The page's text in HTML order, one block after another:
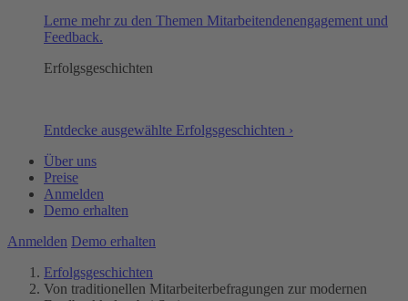
Lerne mehr zu den Themen Mitarbeitendenengagement und
Feedback.
Erfolgsgeschichten
Entdecke ausgewählte Erfolgsgeschichten ›
Über uns
Preise
Anmelden
Demo erhalten
Anmelden Demo erhalten
Erfolgsgeschichten
Von traditionellen Mitarbeiterbefragungen zur modernen